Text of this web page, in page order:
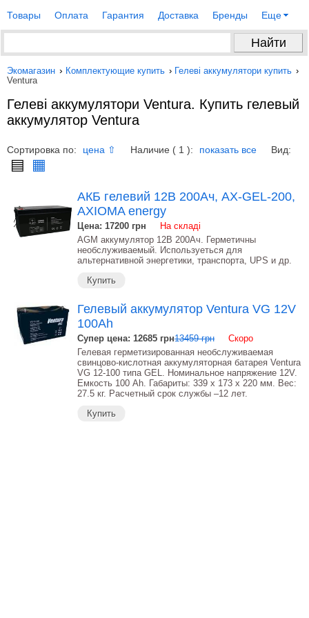
Товары Оплата Гарантия Доставка Бренды Еще
Экомагазин › Комплектующие купить › Гелеві аккумулятори купить ›
Ventura
Гелеві аккумулятори Ventura. Купить гелевый
аккумулятор Ventura
Сортировка по: цена ⇧ Наличие ( 1 ): показать все Вид:
▤ ▦
АКБ гелевий 12В 200Ач, AX-GEL-200,
AXIOMA energy
Цена: 17200 грн
На складі
AGM аккумулятор 12В 200Ач. Герметичны
необслуживаемый. Используеться для
альтернативной энергетики, транспорта, UPS и др.
Купить
Гелевый аккумулятор Ventura VG 12V
100Ah
Супер цена: 12685 грн13459 грн
Скоро
Гелевая герметизированная необслуживаемая
свинцово-кислотная аккумуляторная батарея Ventura
VG 12-100 типа GEL. Номинальное напряжение 12V.
Емкость 100 Аh. Габариты: 339 х 173 х 220 мм. Вес:
27.5 кг. Расчетный срок службы –12 лет.
Купить